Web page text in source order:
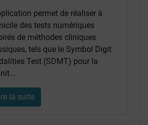
permet de réaliser à
des tests numériques
de méthodes cliniques
tels que le Symbol Digit
Test (SDMT) pour la
la suite